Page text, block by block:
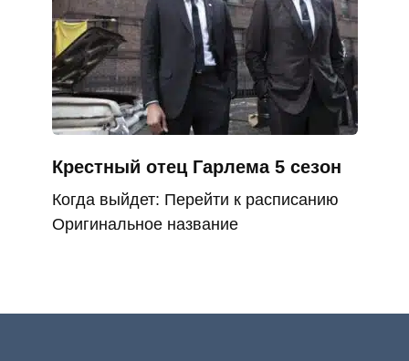
Крестный отец Гарлема 5 сезон
Когда выйдет: Перейти к расписанию
Оригинальное название